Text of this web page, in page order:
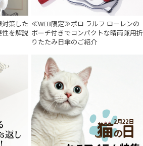
策した
性を解説
≪WEB限定≫ポロ ラルフ ローレンの
ポーチ付きでコンパクトな晴雨兼用折
りたたみ日傘のご紹介